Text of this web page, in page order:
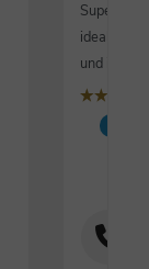
Superior
ideale
und
țțțț